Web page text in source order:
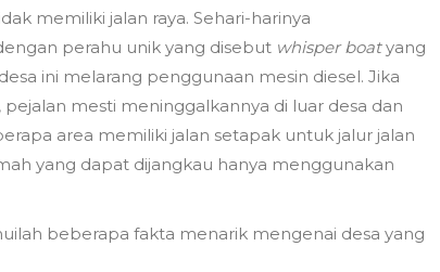
memiliki jalan raya. Sehari-harinya
perahu unik yang disebut whisper boatyang
ini melarang penggunaan mesin diesel. Jika
mesti meninggalkannya di luar desa dan
area memiliki jalan setapak untuk jalur jalan
yang dapat dijangkau hanya menggunakan
beberapa fakta menarik mengenai desa yang